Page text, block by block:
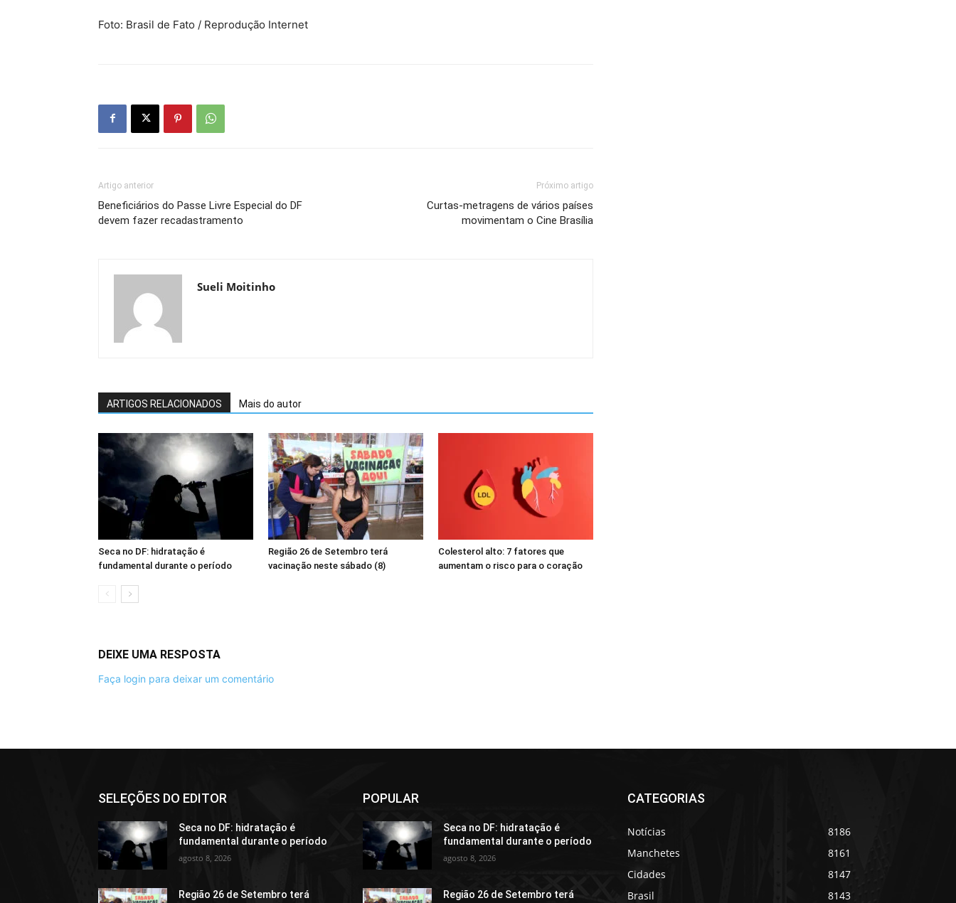
Foto: Brasil de Fato / Reprodução Internet
Artigo anterior
Beneficiários do Passe Livre Especial do DF
devem fazer recadastramento
Próximo artigo
Curtas-metragens de vários países
movimentam o Cine Brasília
Sueli Moitinho
ARTIGOS RELACIONADOS Mais do autor
Seca no DF: hidratação é
fundamental durante o período
Região 26 de Setembro terá
vacinação neste sábado (8)
Colesterol alto: 7 fatores que
aumentam o risco para o coração
DEIXE UMA RESPOSTA
Faça login para deixar um comentário
SELEÇÕES DO EDITOR
Seca no DF: hidratação é
fundamental durante o período
agosto 8, 2026
Região 26 de Setembro terá
POPULAR
Seca no DF: hidratação é
fundamental durante o período
agosto 8, 2026
Região 26 de Setembro terá
CATEGORIAS
Notícias
8186
Manchetes
8161
Cidades
8147
Brasil
8143